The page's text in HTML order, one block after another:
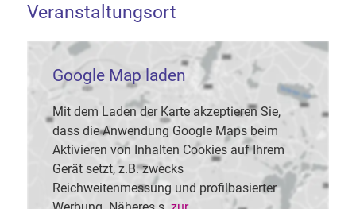
Veranstaltungsort
Google Map laden
Mit dem Laden der Karte akzeptieren Sie,
dass die Anwendung Google Maps beim
Aktivieren von Inhalten Cookies auf Ihrem
Gerät setzt, z.B. zwecks
Reichweitenmessung und profilbasierter